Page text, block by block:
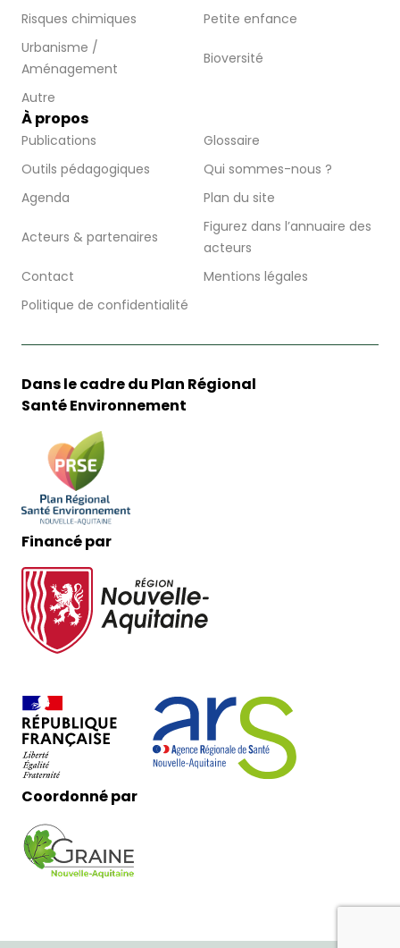
Risques chimiques
Petite enfance
Urbanisme /
Aménagement
Bioversité
Autre
À propos
Publications
Glossaire
Outils pédagogiques
Qui sommes-nous ?
Agenda
Plan du site
Acteurs & partenaires
Figurez dans l’annuaire des
acteurs
Contact
Mentions légales
Politique de confidentialité
Dans le cadre du Plan Régional
Santé Environnement
Financé par
Coordonné par